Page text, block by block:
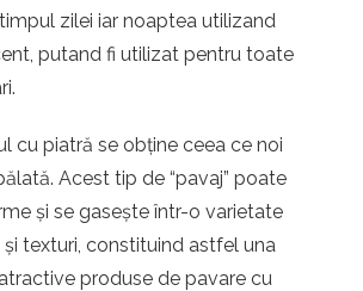
zilei iar noaptea utilizand
putand fi utilizat pentru toate
cu piatră se obține ceea ce noi
Acest tip de “pavaj” poate
și se gasește într-o varietate
texturi, constituind astfel una
produse de pavare cu